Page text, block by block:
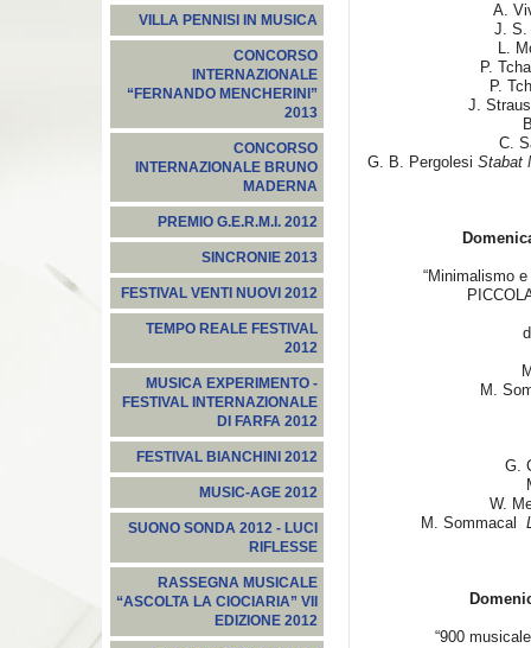
VILLA PENNISI IN MUSICA
CONCORSO
INTERNAZIONALE
“FERNANDO MENCHERINI”
2013
CONCORSO
INTERNAZIONALE BRUNO
MADERNA
PREMIO G.E.R.M.I. 2012
SINCRONIE 2013
FESTIVAL VENTI NUOVI 2012
TEMPO REALE FESTIVAL
2012
MUSICA EXPERIMENTO -
FESTIVAL INTERNAZIONALE
DI FARFA 2012
FESTIVAL BIANCHINI 2012
MUSIC-AGE 2012
SUONO SONDA 2012 - LUCI
RIFLESSE
RASSEGNA MUSICALE
“ASCOLTA LA CIOCIARIA” VII
EDIZIONE 2012
A.
J.
L.
P.
P.
J.
C.
G. B. Pergolesi Stabat
“Minimalismo
M.
G.
W.
M. Sommacal
“900